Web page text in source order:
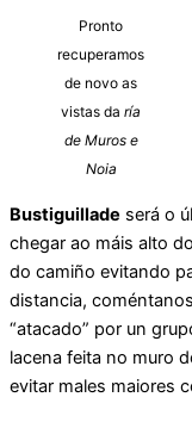
Pronto
recuperamos
de novo as
vistas da ría
de Muros e
Noia
Bustiguillade será o
chegar ao máis alto
do camiño evitando
distancia,
“atacado” por un
lacena feita no muro
evitar males maiores